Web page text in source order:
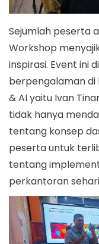
Sejumlah peserta
Workshop
inspirasi. Event ini
berpengalaman
& AI yaitu Ivan
tidak hanya
tentang konsep
peserta untuk
tentang
perkantoran